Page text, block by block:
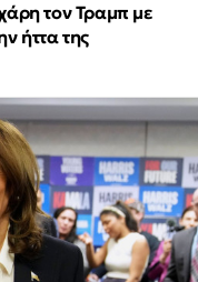
τον Τραμπ με
ήττα της